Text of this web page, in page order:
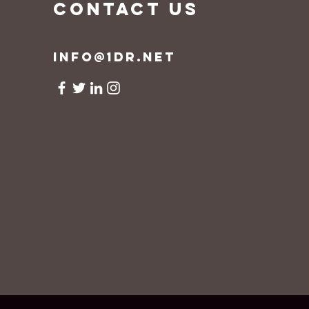
CONTACT US
info@1dr.net